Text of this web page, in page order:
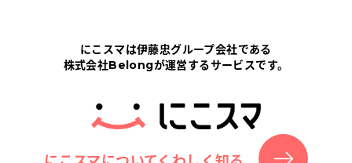
にこスマについて
サポートセンター
にこスマは伊藤忠グループ会社である
株式会社Belongが運営するサービスです。